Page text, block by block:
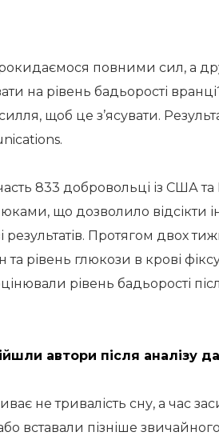
повними сил, а
на рівень бадьорості
щоб це з’ясувати.
833 добровольці із США
що дозволило відсікти
результатів. Протягом двох
та рівень глюкози в крові
рівень бадьорості
автори після аналізу
не тривалість сну, а час
вставали пізніше